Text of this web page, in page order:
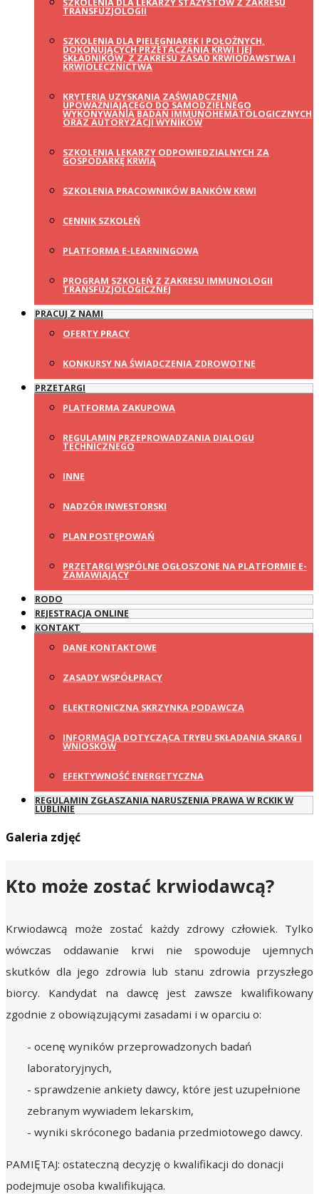
SZKOLENIA DLA LEKARZY STAŻYSTÓW Z ZAKRESU
TRANSFUZJOLOGII
SZKOLENIA DLA PIELĘGNIAREK I POŁOŻNYCH,
DOKONUJĄCYCH PRZETACZANIA KRWI I JEJ
SKŁADNIKÓW, Z ZAKRESU ZASAD KRWIODAWSTWA I
KRWIOLECZNICTWA
KRYTERIA UZYSKANIA ZAŚWIADCZENIA
UPOWAŻNIAJĄCEGO DO SAMODZIELNEGO
WYKONYWANIA BADAŃ IMMUNOHEMATOLOGICZNYCH
ORAZ AUTORYZACJI WYNIKÓW
SZKOLENIA LEKARZY ODPOWIEDZIALNYCH ZA
GOSPODARKĘ KRWIĄ
SZKOLENIA PRACOWNIKÓW BANKÓW KRWI
CENNIK SZKOLEŃ
PLATFORMA E-LEARNINGOWA
PROGRAM SZKOLEŃ Z ZAKRESU IMMUNOLOGII
TRANSFUZJOLOGICZNEJ
PRACUJ Z NAMI
OFERTY PRACY
KONKURSY NA ŚWIADCZENIA ZDROWOTNE
PRZETARGI
PLATFORMA ZAKUPOWA
REGULAMIN PRZEPROWADZANIA DIALOGU
TECHNICZNEGO
INNE
NADZÓR INWESTORSKI
PLAN POSTĘPOWAŃ
PRZETARGI WSPÓLNE OGŁOSZONE NA PLATFORMIE E-
ZAMAWIAJĄCY
RODO
REJESTRACJA ONLINE
KONTAKT
DANE KONTAKTOWE
ZASADY WSPÓŁPRACY
ELEKTRONICZNA SKRZYNKA PODAWCZA
INFORMACJA DOTYCZĄCA TRYBU SKŁADANIA SKARG I
WNIOSKÓW
EFEKTYWNOŚĆ ENERGETYCZNA
REGULAMIN ZGŁASZANIA NARUSZENIA PRAWA W RCKIK W
LUBLINIE
Galeria zdjęć
Kto może zostać krwiodawcą?
Krwiodawcą może zostać każdy zdrowy człowiek. Tylko
wówczas oddawanie krwi nie spowoduje ujemnych
skutków dla jego zdrowia lub stanu zdrowia przyszłego
biorcy. Kandydat na dawcę jest zawsze kwalifikowany
zgodnie z obowiązującymi zasadami i w oparciu o:
- ocenę wyników przeprowadzonych badań
laboratoryjnych,
- sprawdzenie ankiety dawcy, które jest uzupełnione
zebranym wywiadem lekarskim,
- wyniki skróconego badania przedmiotowego dawcy.
PAMIĘTAJ: ostateczną decyzję o kwalifikacji do donacji
podejmuje osoba kwalifikująca.